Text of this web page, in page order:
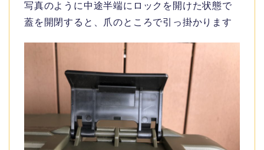
写真のように中途半端にロックを開けた状態で
蓋を開閉すると、爪のところで引っ掛かります